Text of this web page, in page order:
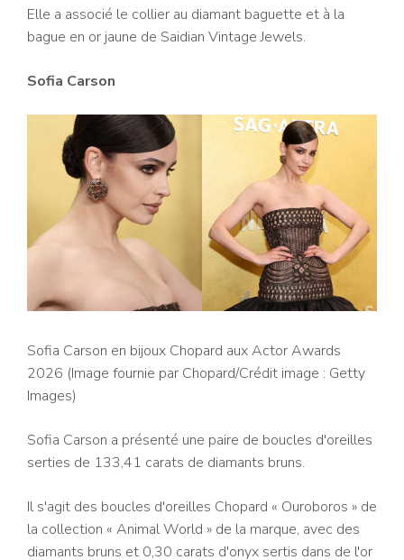
Elle a associé le collier au diamant baguette et à la
bague en or jaune de Saidian Vintage Jewels.
Sofia Carson
Sofia Carson en bijoux Chopard aux Actor Awards
2026 (Image fournie par Chopard/Crédit image : Getty
Images)
Sofia Carson a présenté une paire de boucles d'oreilles
serties de 133,41 carats de diamants bruns.
Il s'agit des boucles d'oreilles Chopard « Ouroboros » de
la collection « Animal World » de la marque, avec des
diamants bruns et 0,30 carats d'onyx sertis dans de l'or